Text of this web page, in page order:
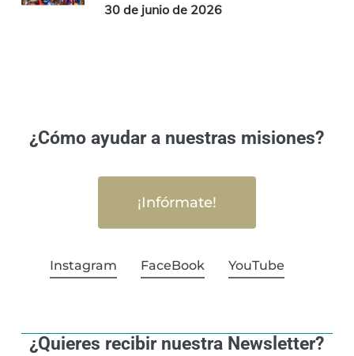
30 de junio de 2026
¿Cómo ayudar a nuestras misiones?
¡Infórmate!
Instagram FaceBook YouTube
¿Quieres recibir nuestra Newsletter?